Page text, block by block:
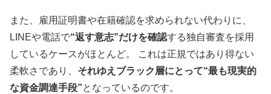
また、雇用証明書や在籍確認を求められない代わりに、
LINEや電話で“返す意志”だけを確認する独自審査を採用
しているケースがほとんど。 これは正規ではあり得ない
柔軟さであり、 それゆえブラック層にとって“最も現実的
な資金調達手段”となっているのです。